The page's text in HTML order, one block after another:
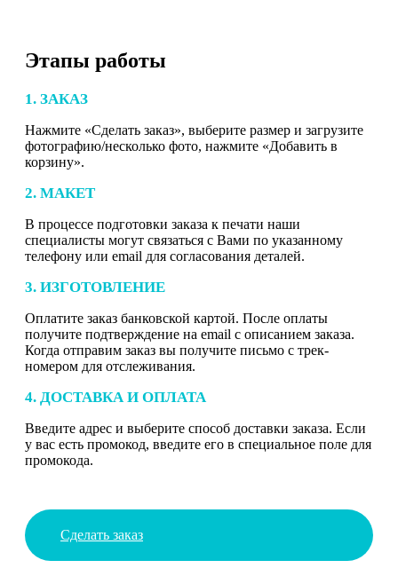
Этапы работы
1. ЗАКАЗ
Нажмите «Сделать заказ», выберите размер и загрузите
фотографию/несколько фото, нажмите «Добавить в
корзину».
2. МАКЕТ
В процессе подготовки заказа к печати наши
специалисты могут связаться с Вами по указанному
телефону или email для согласования деталей.
3. ИЗГОТОВЛЕНИЕ
Оплатите заказ банковской картой. После оплаты
получите подтверждение на email с описанием заказа.
Когда отправим заказ вы получите письмо с трек-
номером для отслеживания.
4. ДОСТАВКА И ОПЛАТА
Введите адрес и выберите способ доставки заказа. Если
у вас есть промокод, введите его в специальное поле для
промокода.
Сделать заказ